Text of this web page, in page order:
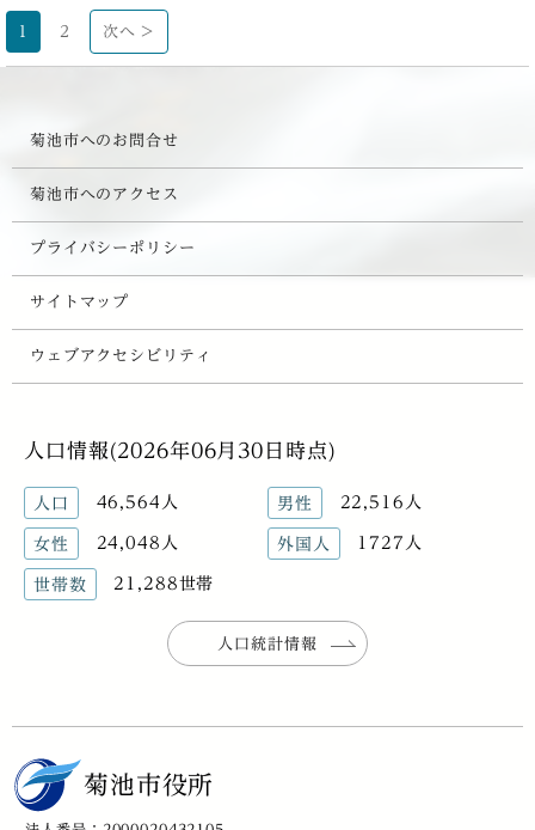
1 2 次へ >
菊池市へのお問合せ
菊池市へのアクセス
プライバシーポリシー
サイトマップ
ウェブアクセシビリティ
人口情報(2026年06月30日時点)
人口 46,564人 男性 22,516人
女性 24,048人 外国人 1727人
世帯数 21,288世帯
人口統計情報
菊池市役所